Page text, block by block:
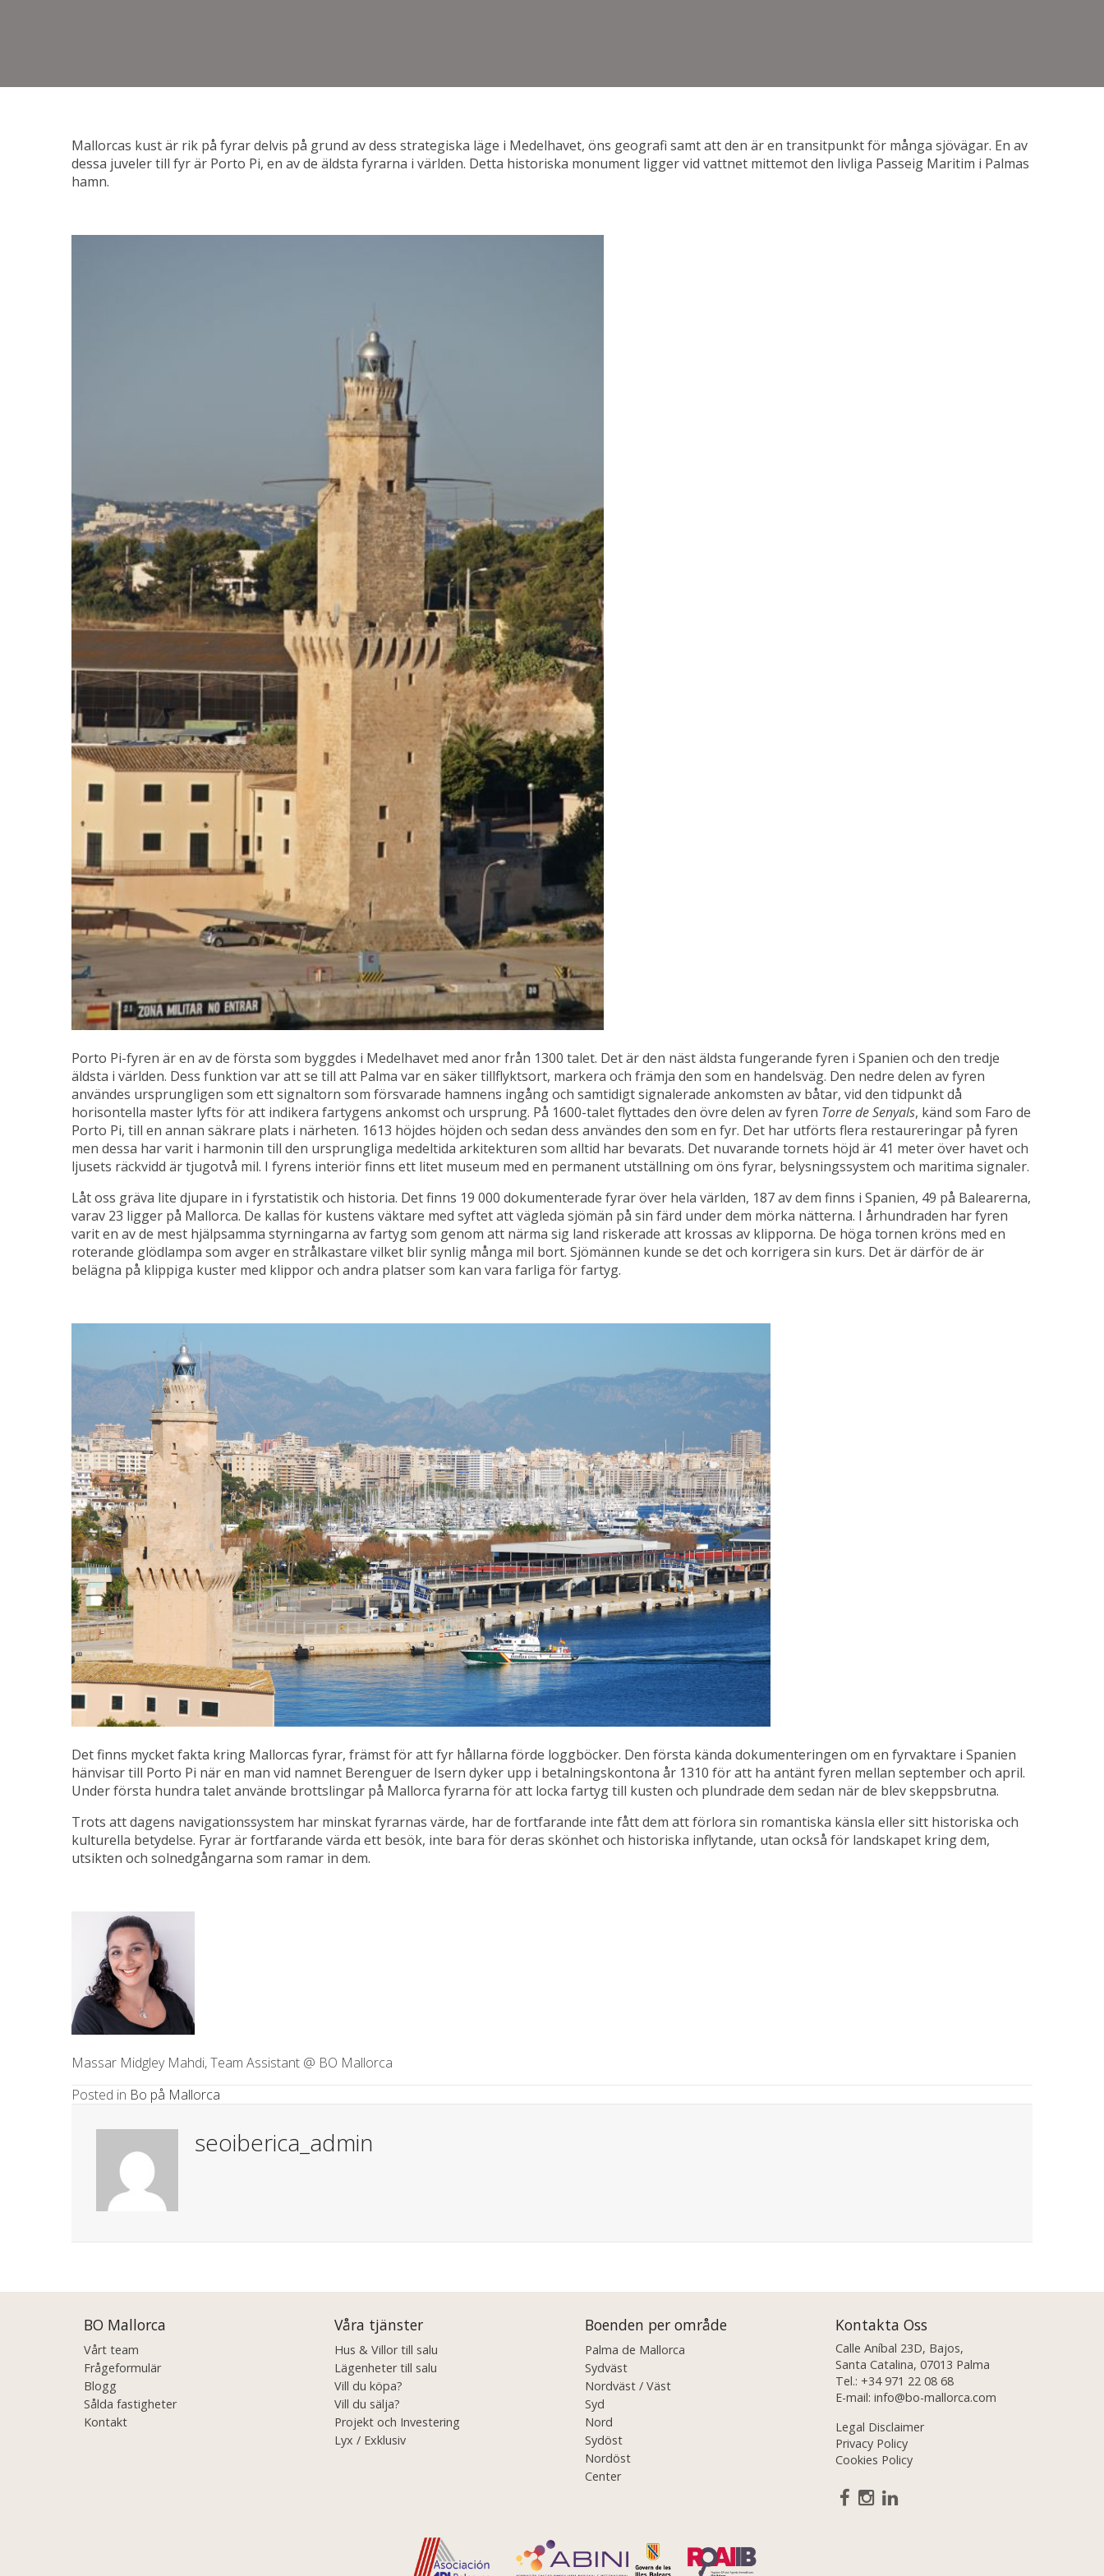
Mallorcas kust är rik på fyrar delvis på grund av dess strategiska läge i Medelhavet, öns geografi samt att den är en transitpunkt för många sjövägar. En av
dessa juveler till fyr är Porto Pi, en av de äldsta fyrarna i världen. Detta historiska monument ligger vid vattnet mittemot den livliga Passeig Maritim i Palmas
hamn.
Porto Pi-fyren är en av de första som byggdes i Medelhavet med anor från 1300 talet. Det är den näst äldsta fungerande fyren i Spanien och den tredje
äldsta i världen. Dess funktion var att se till att Palma var en säker tillflyktsort, markera och främja den som en handelsväg. Den nedre delen av fyren
användes ursprungligen som ett signaltorn som försvarade hamnens ingång och samtidigt signalerade ankomsten av båtar, vid den tidpunkt då
horisontella master lyfts för att indikera fartygens ankomst och ursprung. På 1600-talet flyttades den övre delen av fyren Torre de Senyals, känd som Faro de
Porto Pi, till en annan säkrare plats i närheten. 1613 höjdes höjden och sedan dess användes den som en fyr. Det har utförts flera restaureringar på fyren
men dessa har varit i harmonin till den ursprungliga medeltida arkitekturen som alltid har bevarats. Det nuvarande tornets höjd är 41 meter över havet och
ljusets räckvidd är tjugotvå mil. I fyrens interiör finns ett litet museum med en permanent utställning om öns fyrar, belysningssystem och maritima signaler.
Låt oss gräva lite djupare in i fyrstatistik och historia. Det finns 19 000 dokumenterade fyrar över hela världen, 187 av dem finns i Spanien, 49 på Balearerna,
varav 23 ligger på Mallorca. De kallas för kustens väktare med syftet att vägleda sjömän på sin färd under dem mörka nätterna. I århundraden har fyren
varit en av de mest hjälpsamma styrningarna av fartyg som genom att närma sig land riskerade att krossas av klipporna. De höga tornen kröns med en
roterande glödlampa som avger en strålkastare vilket blir synlig många mil bort. Sjömännen kunde se det och korrigera sin kurs. Det är därför de är
belägna på klippiga kuster med klippor och andra platser som kan vara farliga för fartyg.
Det finns mycket fakta kring Mallorcas fyrar, främst för att fyr hållarna förde loggböcker. Den första kända dokumenteringen om en fyrvaktare i Spanien
hänvisar till Porto Pi när en man vid namnet Berenguer de Isern dyker upp i betalningskontona år 1310 för att ha antänt fyren mellan september och april.
Under första hundra talet använde brottslingar på Mallorca fyrarna för att locka fartyg till kusten och plundrade dem sedan när de blev skeppsbrutna.
Trots att dagens navigationssystem har minskat fyrarnas värde, har de fortfarande inte fått dem att förlora sin romantiska känsla eller sitt historiska och
kulturella betydelse. Fyrar är fortfarande värda ett besök, inte bara för deras skönhet och historiska inflytande, utan också för landskapet kring dem,
utsikten och solnedgångarna som ramar in dem.
Massar Midgley Mahdi, Team Assistant @ BO Mallorca
Posted in Bo på Mallorca
seoiberica_admin
navigation
BO Mallorca
Vårt team
Frågeformulär
Blogg
Sålda fastigheter
Kontakt
Våra tjänster
Hus & Villor till salu
Lägenheter till salu
Vill du köpa?
Vill du sälja?
Projekt och Investering
Lyx / Exklusiv
Boenden per område
Palma de Mallorca
Sydväst
Nordväst / Väst
Syd
Nord
Sydöst
Nordöst
Center
Kontakta Oss
Calle Aníbal 23D, Bajos,
Santa Catalina, 07013 Palma
Tel.: +34 971 22 08 68
E-mail: info@bo-mallorca.com
Legal Disclaimer
Privacy Policy
Cookies Policy